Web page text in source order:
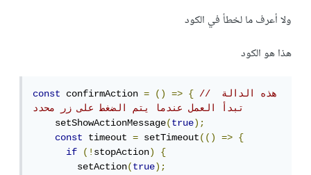
ولا أعرف ما لخطأ في الكود
هذا هو الكود
const confirmAction = () => {
// هذه الدالة
تبدأ العمل عندما يتم الضغط على زر محدد
    setShowActionMessage
(true);
const
timeout = setTimeout(() =>
{
if
(!stopAction)
{
        setAction
(true);